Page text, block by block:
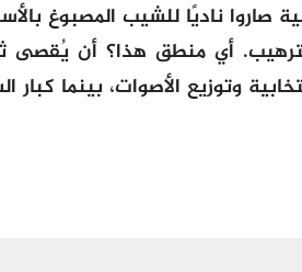
صاروا ناديًا للشيب المصبوغ
أي منطق هذا؟ أن يُقصى
وتوزيع الأصوات، بينما كبار